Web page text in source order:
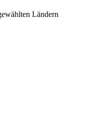
Ländern